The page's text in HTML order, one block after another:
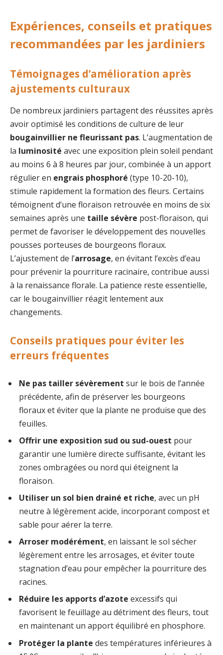
Expériences, conseils et pratiques
recommandées par les jardiniers
Témoignages d’amélioration après
ajustements culturaux
De nombreux jardiniers partagent des réussites après
avoir optimisé les conditions de culture de leur
bougainvillier ne fleurissant pas. L’augmentation de
la luminosité avec une exposition plein soleil pendant
au moins 6 à 8 heures par jour, combinée à un apport
régulier en engrais phosphoré (type 10-20-10),
stimule rapidement la formation des fleurs. Certains
témoignent d’une floraison retrouvée en moins de six
semaines après une taille sévère post-floraison, qui
permet de favoriser le développement des nouvelles
pousses porteuses de bourgeons floraux.
L’ajustement de l’arrosage, en évitant l’excès d’eau
pour prévenir la pourriture racinaire, contribue aussi
à la renaissance florale. La patience reste essentielle,
car le bougainvillier réagit lentement aux
changements.
Conseils pratiques pour éviter les
erreurs fréquentes
Ne pas tailler sévèrement sur le bois de l’année
précédente, afin de préserver les bourgeons
floraux et éviter que la plante ne produise que des
feuilles.
Offrir une exposition sud ou sud-ouest pour
garantir une lumière directe suffisante, évitant les
zones ombragées ou nord qui éteignent la
floraison.
Utiliser un sol bien drainé et riche, avec un pH
neutre à légèrement acide, incorporant compost et
sable pour aérer la terre.
Arroser modérément, en laissant le sol sécher
légèrement entre les arrosages, et éviter toute
stagnation d’eau pour empêcher la pourriture des
racines.
Réduire les apports d’azote excessifs qui
favorisent le feuillage au détriment des fleurs, tout
en maintenant un apport équilibré en phosphore.
Protéger la plante des températures inférieures à